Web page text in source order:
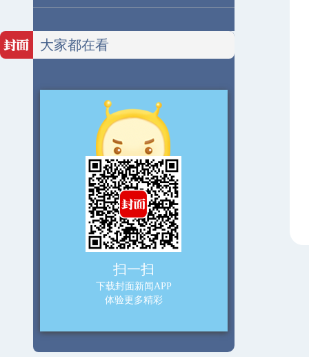
大家都在看
扫一扫
下载封面新闻APP
体验更多精彩